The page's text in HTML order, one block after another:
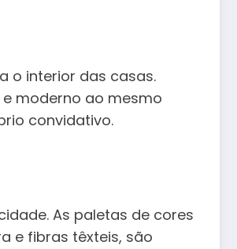
o interior das casas.
moderno ao mesmo
convidativo.
As paletas de cores
e fibras têxteis, são